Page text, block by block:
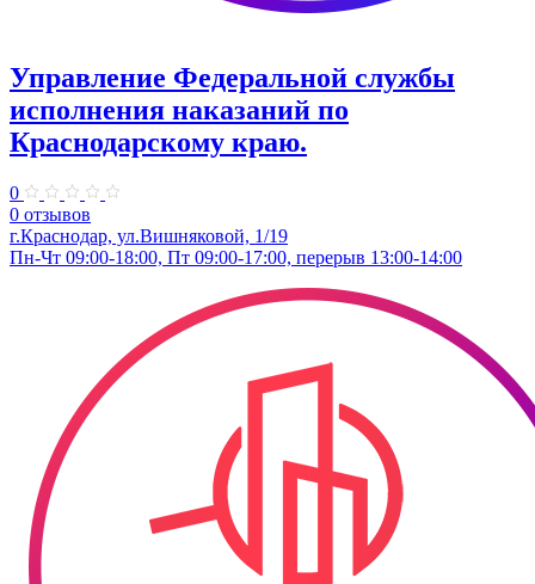
Управление Федеральной службы
исполнения наказаний по
Краснодарскому краю.
0
0 отзывов
г.Краснодар, ул.​Вишняковой, 1/19
Пн-Чт 09:00-18:00, Пт 09:00-17:00, перерыв 13:00-14:00